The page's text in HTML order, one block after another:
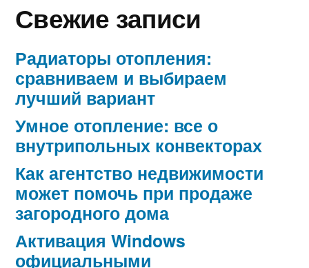
Свежие записи
Радиаторы отопления:
сравниваем и выбираем
лучший вариант
Умное отопление: все о
внутрипольных конвекторах
Как агентство недвижимости
может помочь при продаже
загородного дома
Активация Windows
официальными